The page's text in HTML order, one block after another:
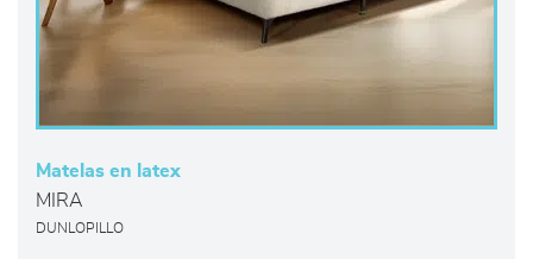
Matelas en latex
MIRA
DUNLOPILLO